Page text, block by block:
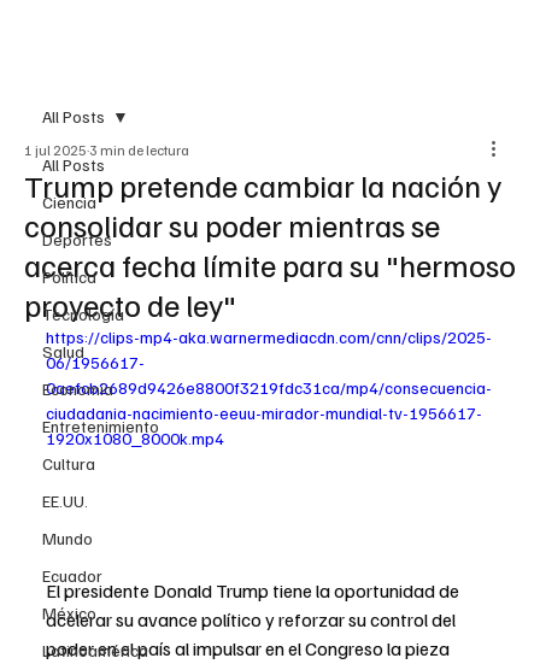
All Posts
Ciencia
Deportes
Política
Tecnología
Salud
Economía
Entretenimiento
Cultura
EE.UU.
Mundo
Ecuador
México
Latinoamérica
All Posts
Trump pretende cambiar la nación y
consolidar su poder mientras se
acerca fecha límite para su "hermoso
proyecto de ley"
1 jul 2025 3 min de lectura
https://clips-mp4-aka.warnermediacdn.com/cnn/clips/2025-
06/1956617-
0aefcb2689d9426e8800f3219fdc31ca/mp4/consecuencia-
ciudadania-nacimiento-eeuu-mirador-mundial-tv-1956617-
1920x1080_8000k.mp4
El presidente Donald Trump tiene la oportunidad de
acelerar su avance político y reforzar su control del
poder en el país al impulsar en el Congreso la pieza